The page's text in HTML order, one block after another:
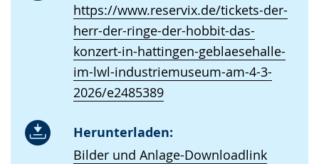
https://www.reservix.de/tickets-der-
herr-der-ringe-der-hobbit-das-
konzert-in-hattingen-geblaesehalle-
im-lwl-industriemuseum-am-4-3-
2026/e2485389
Herunterladen:
Bilder und Anlage-Downloadlink